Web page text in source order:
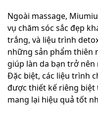
Ngoài massage,
vụ chăm sóc sắc đẹp
trắng, và liệu trình
những sản phẩm thiên
giúp làn da bạn trở
Đặc biệt, các liệu trình
được thiết kế riêng biệt
mang lại hiệu quả tốt